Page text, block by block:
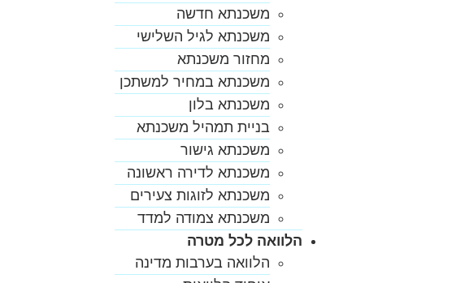
משכנתא חדשה
משכנתא לגיל השלישי
מחזור משכנתא
משכנתא במחיר למשתכן
משכנתא בלון
בניית תמהיל משכנתא
משכנתא גישור
משכנתא לדירה ראשונה
משכנתא לזוגות צעירים
משכנתא צמודה למדד
הלוואה לכל מטרה
הלוואה בערבות מדינה